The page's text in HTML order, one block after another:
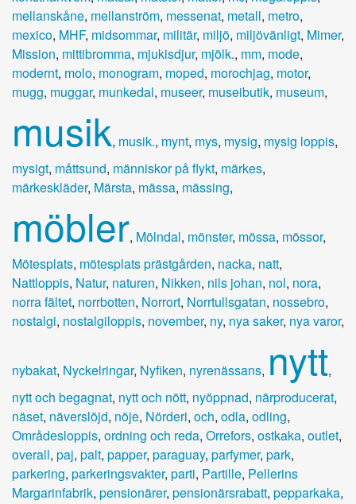
mellanskåne, mellanström, messenat, metall, metro,
mexico, MHF, midsommar, militär, miljö, miljövänligt, Mimer,
Mission, mittibromma, mjukisdjur, mjölk., mm, mode,
modernt, molo, monogram, moped, morochjag, motor,
mugg, muggar, munkedal, museer, museibutik, museum,
musik, musik., mynt, mys, mysig, mysig loppis,
mysigt, måttsund, människor på flykt, märkes,
märkeskläder, Märsta, mässa, mässing,
möbler, Mölndal, mönster, mössa, mössor,
Mötesplats, mötesplats prästgården, nacka, natt,
Nattloppis, Natur, naturen, Nikken, nils johan, nol, nora,
norra fältet, norrbotten, Norrort, Norrtullsgatan, nossebro,
nostalgi, nostalgiloppis, november, ny, nya saker, nya varor,
nybakat, Nyckelringar, Nyfiken, nyrenässans, nytt,
nytt och begagnat, nytt och nött, nyöppnad, närproducerat,
näset, näverslöjd, nöje, Nörderi, och, odla, odling,
Områdesloppis, ordning och reda, Orrefors, ostkaka, outlet,
overall, paj, palt, papper, paraguay, parfymer, park,
parkering, parkeringsvakter, parti, Partille, Pellerins
Margarinfabrik, pensionärer, pensionärsrabatt, pepparkaka,